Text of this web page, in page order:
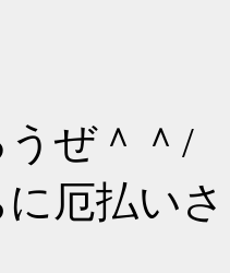
ぜ＾＾/
厄払い